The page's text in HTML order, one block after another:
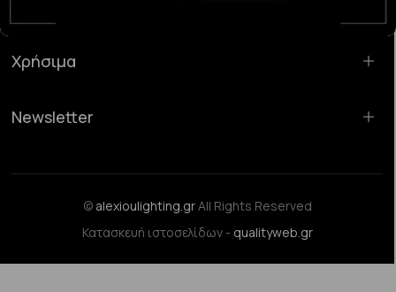
Χρήσιμα
Newsletter
© alexioulighting.grAll Rights Reserved
Κατασκευή ιστοσελίδων - qualityweb.gr